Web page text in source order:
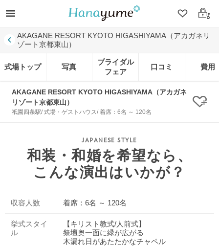
クリップ
ログ
AKAGANE RESORT KYOTO HIGASHIYAMA（アカガネリ
ゾート京都東山）
式場トップ 写真
ブライダル
フェア
口コミ 費用
AKAGANE RESORT KYOTO HIGASHIYAMA（アカガネ
リゾート京都東山）
祇園四条駅/ 式場・ゲストハウス/ 着席：6名 ～ 120名 ク
和装・和婚を希望なら、
こんな演出はいかが？
収容人数 着席：6名 ～ 120名
挙式スタイ
ル
【キリスト教式/人前式】
祭壇奥一面に緑が広がる
木漏れ日があたたかなチャペル